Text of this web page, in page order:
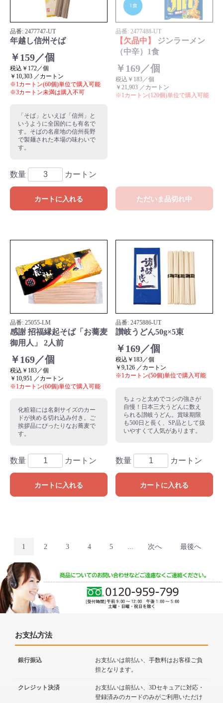
品番: 2477747-UT
年越し信州そば
￥159／個
税込￥172／個
￥10,303 ／カートン
※1カートン(60個)単位で購入可能
※3カートン未満は購入不可
「そば」といえば「信州」と
いうように全国的にも有名で
す。そばの名産地の信州長野
で製麺された本場の味わいで
す。
数量 カートン
カートに入れる
品番: 2477488-UT
【欠品中】
ジンラーメン
（中辛）1食
￥169／個
税込￥183／個
￥21,903 ／カートン
※1カートン(120個)単位で購入可能
ただいま品切れ中
品番: 25055-LM
感謝 招福縁起そば「お蕎麦
御用人」 2人前
￥169／個
税込￥183／個
￥10,951 ／カートン
※1カートン(60個)単位で購入可能
化粧箱には名刺サイズのカー
ドが挟める切れ込み付き。ご
挨拶品にぴったりなお蕎麦で
す。
数量 カートン
カートに入れる
品番: 2475886-UT
讃岐うどん50g×5束
￥169／個
税込￥183／個
￥9,126 ／カートン
※1カートン(50個)単位で購入可能
ちょっと太めでコシの強さが
自慢！日本三大うどんに数え
られる讃岐うどん。賞味期限
も500日と長く、SP品として扱
いやすくて人気があります。
数量 カートン
カートに入れる
1 2 3 4 5 次へ 最後へ
お支払方法
銀行振込
お支払いは前払い、手数料はお客様ご負
担となります。
クレジット決済
お支払いは前払い、3Dセキュアに対応・
登録済みのカードのみがご利用いただけ